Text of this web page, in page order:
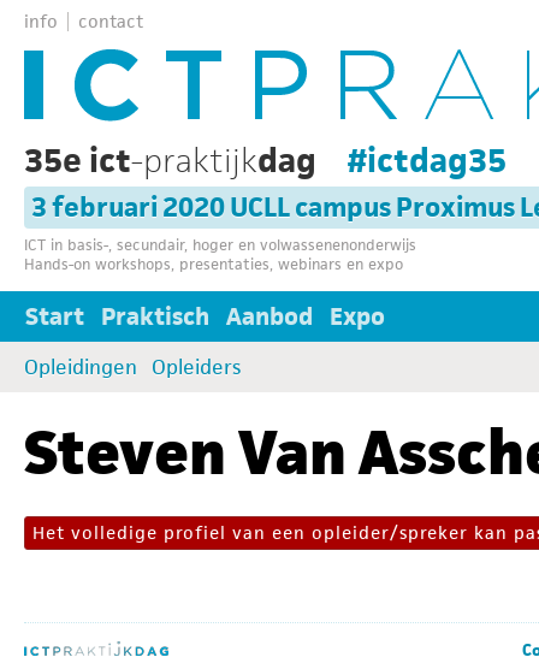
info contact
35e ict-praktijkdag #ictdag35
3 februari 2020 UCLL campus Proximus
ICT in basis-, secundair, hoger en volwassenenonderwijs
Hands-on workshops, presentaties, webinars en expo
Start Praktisch Aanbod Expo
Opleidingen Opleiders
Steven Van
Het volledige profiel van een opleider/spreker kan